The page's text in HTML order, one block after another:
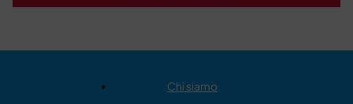
Chi siamo